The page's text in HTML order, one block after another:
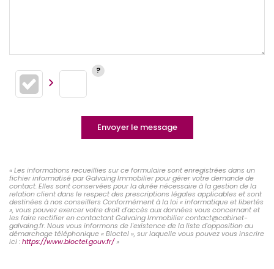
Envoyer le message
« Les informations recueillies sur ce formulaire sont enregistrées dans un
fichier informatisé par Galvaing Immobilier pour gérer votre demande de
contact. Elles sont conservées pour la durée nécessaire à la gestion de la
relation client dans le respect des prescriptions légales applicables et sont
destinées à nos conseillers Conformément à la loi « informatique et libertés
», vous pouvez exercer votre droit d'accès aux données vous concernant et
les faire rectifier en contactant Galvaing Immobilier contact@cabinet-
galvaing.fr. Nous vous informons de l'existence de la liste d'opposition au
démarchage téléphonique « Bloctel », sur laquelle vous pouvez vous inscrire
ici : https://www.bloctel.gouv.fr/»